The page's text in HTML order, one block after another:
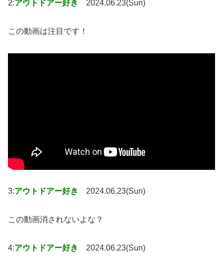
2:アウトドアー好き 2024.06.23(Sun)
この動画は注目です！
3:アウトドアー好き 2024.06.23(Sun)
この動画消されないよな？
4:アウトドアー好き 2024.06.23(Sun)